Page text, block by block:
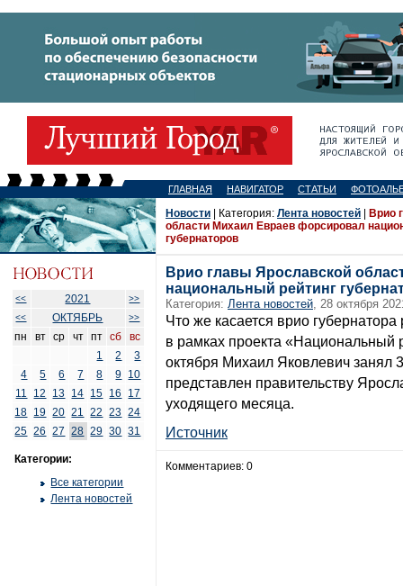
ГЛАВНАЯ НАВИГАТОР СТАТЬИ
<< 2021
>>
<<
ОКТЯБРЬ >>
пн вт ср чт пт сб
вс
1
2
3
4
5 6 7 8 9 10
11
12 13 14 15 16
17
18 19 20 21 22 23 24
25 26 27 28 29 30 31
Категории:
Все категории
Лента новостей
Новости | Категория: Лента новостей
Врио
области Михаил Евраев форсировал
губернаторов
Врио главы Ярославской
национальный рейтинг
Категория: Лента новостей, 28 октября
Что же касается врио
в рамках проекта «Национальный
октября Михаил Яковлевич занял
представлен правительству
уходящего месяца.
Источник
Комментариев: 0